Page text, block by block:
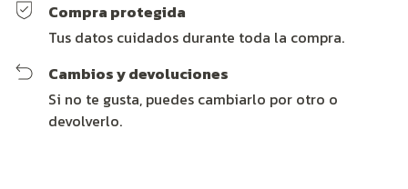
Compra protegida
Tus datos cuidados durante toda la compra.
Cambios y devoluciones
Si no te gusta, puedes cambiarlo por otro o
devolverlo.